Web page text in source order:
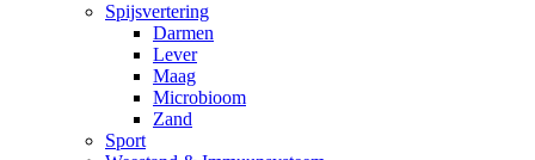
Spijsvertering
Darmen
Lever
Maag
Microbioom
Zand
Sport